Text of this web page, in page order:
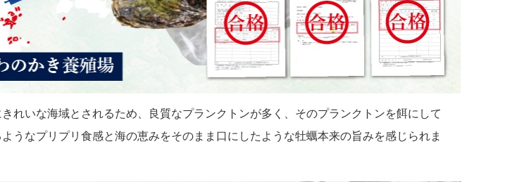
れいな海域とされるため、良質なプランクトンが多く、そのプランクトンを餌にして
うなプリプリ食感と海の恵みをそのまま口にしたような牡蠣本来の旨みを感じられま